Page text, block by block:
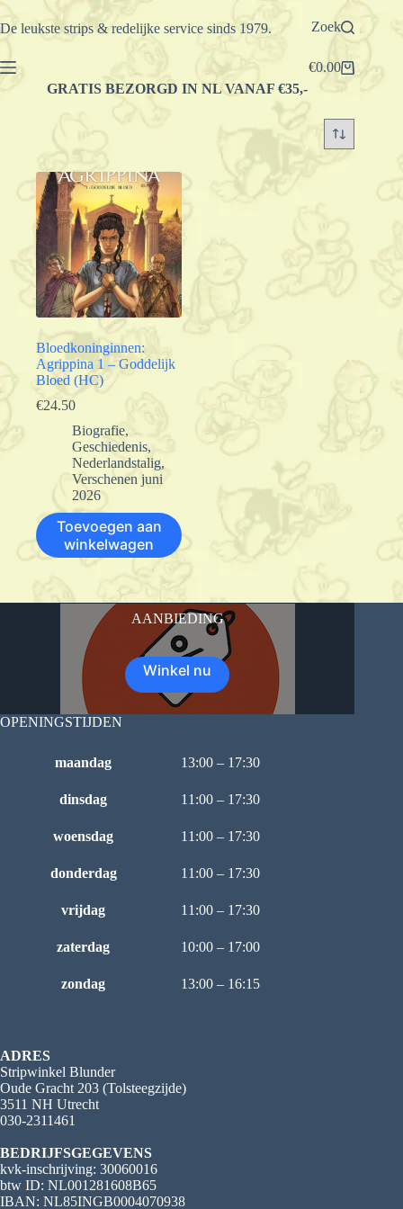
Ga
naar
De leukste strips & redelijke service sinds 1979. Zoek
Winkelwagen
€0.00
GRATIS BEZORGD IN NL VANAF €35,-
Bloedkoninginnen:
Agrippina 1 – Goddelijk
Bloed (HC)
€24.50
Biografie,
Geschiedenis,
Nederlandstalig,
Verschenen juni
2026
Toevoegen aan
winkelwagen
AANBIEDING
Winkel nu
OPENINGSTIJDEN
maandag 13:00 – 17:30
dinsdag 11:00 – 17:30
woensdag 11:00 – 17:30
donderdag 11:00 – 17:30
vrijdag 11:00 – 17:30
zaterdag 10:00 – 17:00
zondag 13:00 – 16:15
ADRES
Stripwinkel Blunder
Oude Gracht 203 (Tolsteegzijde)
3511 NH Utrecht
030-2311461
BEDRIJFSGEGEVENS
kvk-inschrijving: 30060016
btw ID: NL001281608B65
IBAN: NL85INGB0004070938